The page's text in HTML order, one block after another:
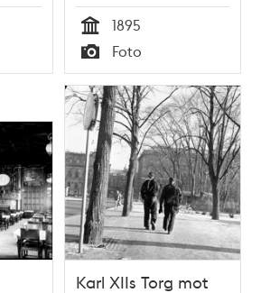
Tid
1895
Typ
Foto
Karl XIIs Torg mot